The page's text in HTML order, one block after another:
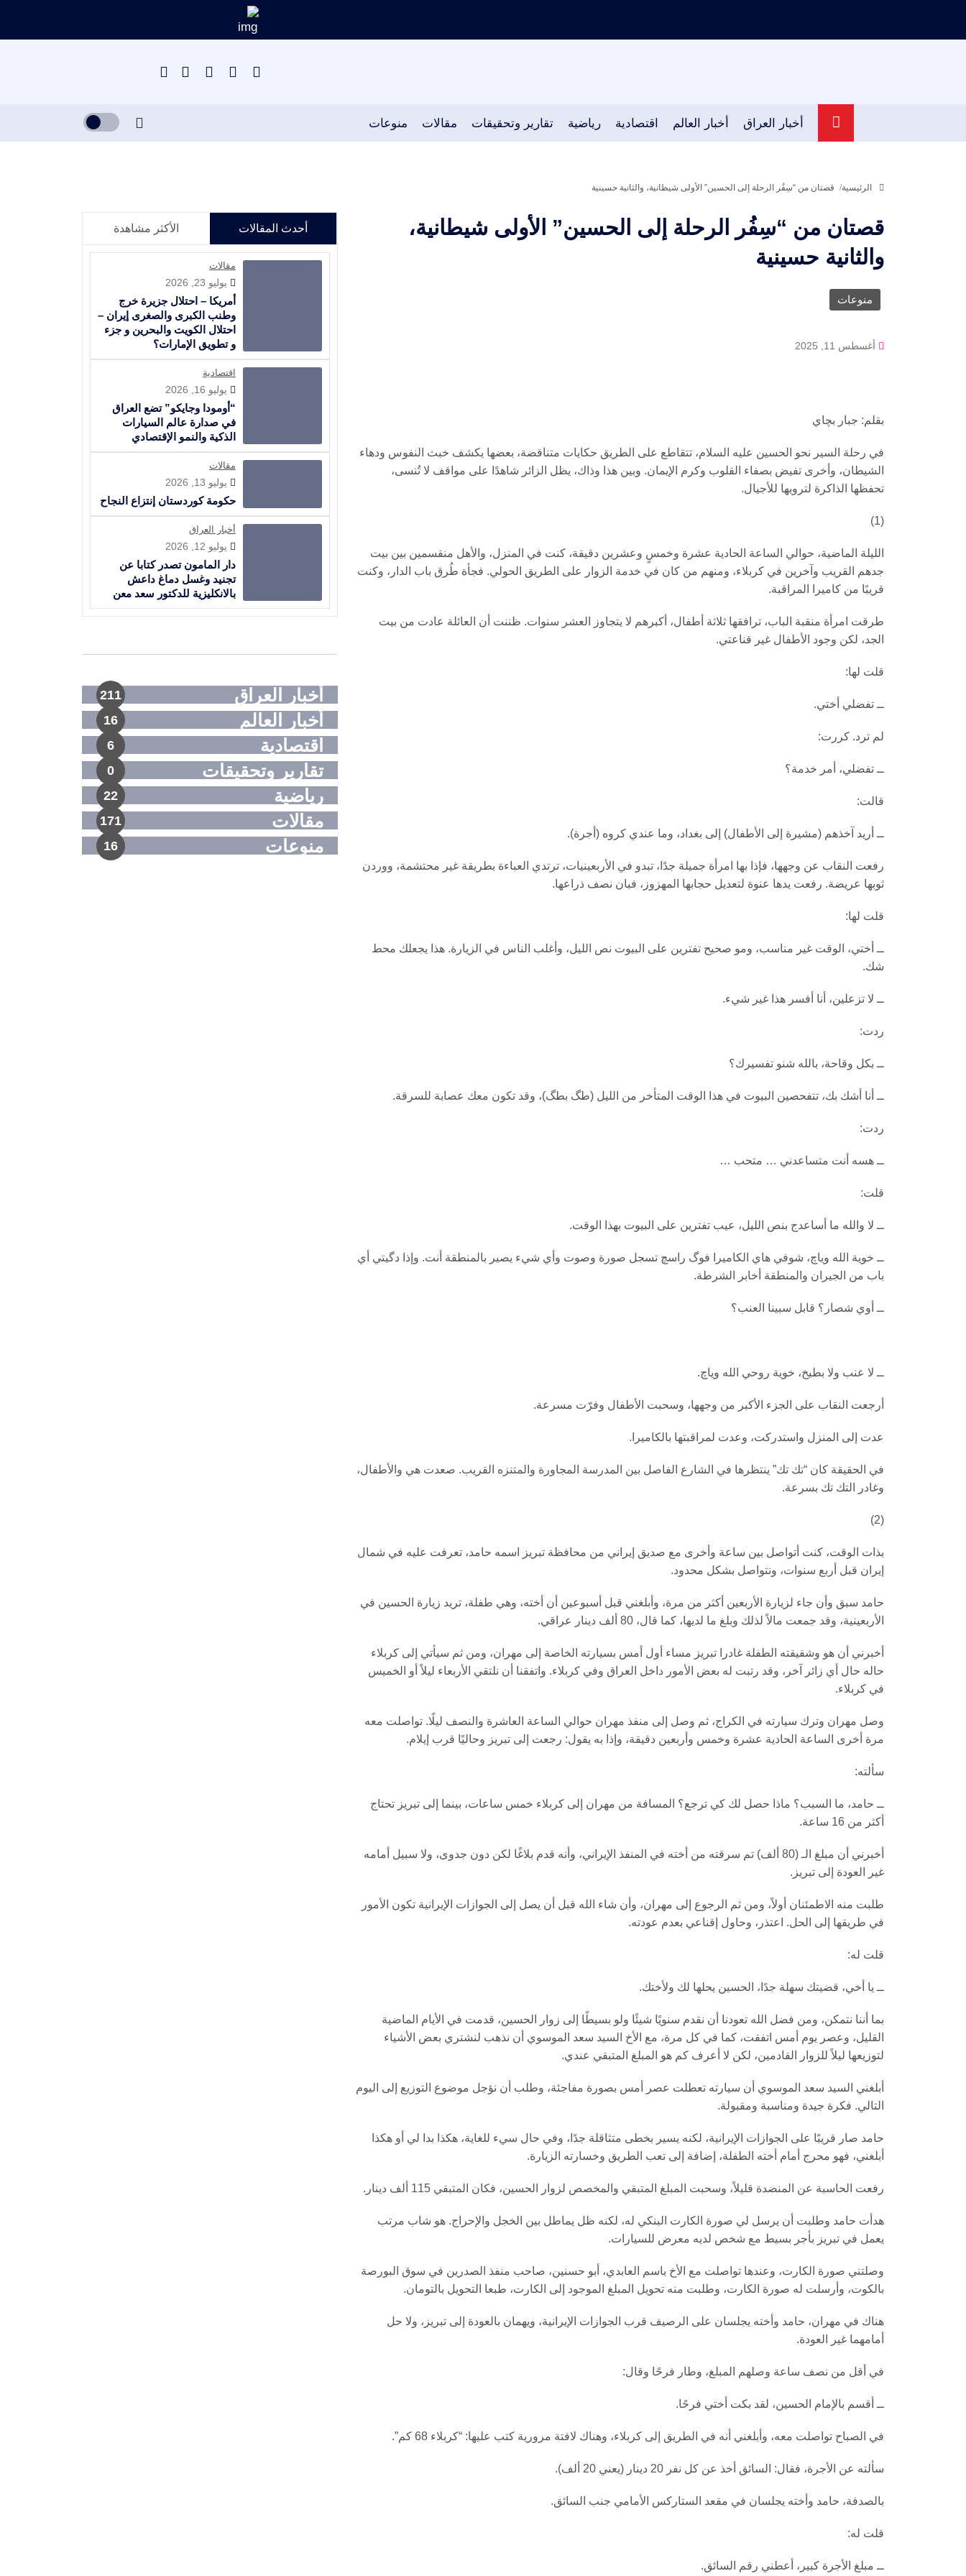
أخبار العراق أخبار العالم اقتصادية رياضية تقارير وتحقيقات مقالات منوعات
الرئيسية قصتان من “سِفُر الرحلة إلى الحسين” الأولى شيطانية، والثانية حسينية
قصتان من “سِفُر الرحلة إلى الحسين” الأولى شيطانية،
والثانية حسينية
منوعات
أغسطس 11, 2025
بقلم: جبار بچاي
في رحلة السير نحو الحسين عليه السلام، تتقاطع على الطريق حكايات متناقضة، بعضها يكشف خبث النفوس ودهاء
الشيطان، وأخرى تفيض بصفاء القلوب وكرم الإيمان. وبين هذا وذاك، يظل الزائر شاهدًا على مواقف لا تُنسى،
تحفظها الذاكرة لترويها للأجيال.
(1)
الليلة الماضية، حوالي الساعة الحادية عشرة وخمسٍ وعشرين دقيقة، كنت في المنزل، والأهل منقسمين بين بيت
جدهم القريب وآخرين في كربلاء، ومنهم من كان في خدمة الزوار على الطريق الحولي. فجأة طُرق باب الدار، وكنت
قريبًا من كاميرا المراقبة.
طرقت امرأة منقبة الباب، ترافقها ثلاثة أطفال، أكبرهم لا يتجاوز العشر سنوات. ظننت أن العائلة عادت من بيت
الجد، لكن وجود الأطفال غير قناعتي.
قلت لها:
ــ تفضلي أختي.
لم ترد. كررت:
ــ تفضلي، أمر خدمة؟
قالت:
ــ أريد آخذهم (مشيرة إلى الأطفال) إلى بغداد، وما عندي كروه (أجرة).
رفعت النقاب عن وجهها، فإذا بها امرأة جميلة جدًا، تبدو في الأربعينيات، ترتدي العباءة بطريقة غير محتشمة، ووردن
ثوبها عريضة. رفعت يدها عنوة لتعديل حجابها المهزوز، فبان نصف ذراعها.
قلت لها:
ــ أختي، الوقت غير مناسب، ومو صحيح تفترين على البيوت نص الليل، وأغلب الناس في الزيارة. هذا يجعلك محط
شك.
ــ لا تزعلين، أنا أفسر هذا غير شيء.
ردت:
ــ بكل وقاحة، بالله شنو تفسيرك؟
ــ أنا أشك بك، تتفحصين البيوت في هذا الوقت المتأخر من الليل (طگ بطگ)، وقد تكون معك عصابة للسرقة.
ردت:
ــ هسه أنت متساعدني … متحب …
قلت:
ــ لا والله ما أساعدج بنص الليل، عيب تفترين على البيوت بهذا الوقت.
ــ خوية الله وياچ، شوفي هاي الكاميرا فوگ راسچ تسجل صورة وصوت وأي شيء يصير بالمنطقة أنت. وإذا دگيتي أي
باب من الجيران والمنطقة أخابر الشرطة.
ــ أوي شصار؟ قابل سبينا العنب؟
ــ لا عنب ولا بطيخ، خوية روحي الله وياچ.
أرجعت النقاب على الجزء الأكبر من وجهها، وسحبت الأطفال وفرّت مسرعة.
عدت إلى المنزل واستدركت، وعدت لمراقبتها بالكاميرا.
في الحقيقة كان “تك تك” ينتظرها في الشارع الفاصل بين المدرسة المجاورة والمتنزه القريب. صعدت هي والأطفال،
وغادر التك تك بسرعة.
(2)
بذات الوقت، كنت أتواصل بين ساعة وأخرى مع صديق إيراني من محافظة تبريز اسمه حامد، تعرفت عليه في شمال
إيران قبل أربع سنوات، ونتواصل بشكل محدود.
حامد سبق وأن جاء لزيارة الأربعين أكثر من مرة، وأبلغني قبل أسبوعين أن أخته، وهي طفلة، تريد زيارة الحسين في
الأربعينية، وقد جمعت مالاً لذلك وبلغ ما لديها، كما قال، 80 ألف دينار عراقي.
أخبرني أن هو وشقيقته الطفلة غادرا تبريز مساء أول أمس بسيارته الخاصة إلى مهران، ومن ثم سيأتي إلى كربلاء
حاله حال أي زائر آخر، وقد رتبت له بعض الأمور داخل العراق وفي كربلاء. واتفقنا أن نلتقي الأربعاء ليلاً أو الخميس
في كربلاء.
وصل مهران وترك سيارته في الكراج، ثم وصل إلى منفذ مهران حوالي الساعة العاشرة والنصف ليلًا. تواصلت معه
مرة أخرى الساعة الحادية عشرة وخمس وأربعين دقيقة، وإذا به يقول: رجعت إلى تبريز وحاليًا قرب إيلام.
سألته:
ــ حامد، ما السبب؟ ماذا حصل لك كي ترجع؟ المسافة من مهران إلى كربلاء خمس ساعات، بينما إلى تبريز تحتاج
أكثر من 16 ساعة.
أخبرني أن مبلغ الـ (80 ألف) تم سرقته من أخته في المنفذ الإيراني، وأنه قدم بلاغًا لكن دون جدوى، ولا سبيل أمامه
غير العودة إلى تبريز.
طلبت منه الاطمئنان أولاً، ومن ثم الرجوع إلى مهران، وأن شاء الله قبل أن يصل إلى الجوازات الإيرانية تكون الأمور
في طريقها إلى الحل. اعتذر، وحاول إقناعي بعدم عودته.
قلت له:
ــ يا أخي، قضيتك سهلة جدًا، الحسين يحلها لك ولأختك.
بما أننا نتمكن، ومن فضل الله تعودنا أن نقدم سنويًا شيئًا ولو بسيطًا إلى زوار الحسين، قدمت في الأيام الماضية
القليل، وعصر يوم أمس اتفقت، كما في كل مرة، مع الأخ السيد سعد الموسوي أن نذهب لنشتري بعض الأشياء
لتوزيعها ليلاً للزوار القادمين، لكن لا أعرف كم هو المبلغ المتبقي عندي.
أبلغني السيد سعد الموسوي أن سيارته تعطلت عصر أمس بصورة مفاجئة، وطلب أن نؤجل موضوع التوزيع إلى اليوم
التالي. فكرة جيدة ومناسبة ومقبولة.
حامد صار قريبًا على الجوازات الإيرانية، لكنه يسير بخطى متثاقلة جدًا، وفي حال سيء للغاية، هكذا بدا لي أو هكذا
أبلغني، فهو محرج أمام أخته الطفلة، إضافة إلى تعب الطريق وخسارته الزيارة.
رفعت الحاسبة عن المنضدة قليلاً، وسحبت المبلغ المتبقي والمخصص لزوار الحسين، فكان المتبقي 115 ألف دينار.
هدأت حامد وطلبت أن يرسل لي صورة الكارت البنكي له، لكنه ظل يماطل بين الخجل والإحراج. هو شاب مرتب
يعمل في تبريز بأجر بسيط مع شخص لديه معرض للسيارات.
وصلتني صورة الكارت، وعندها تواصلت مع الأخ باسم العابدي، أبو حسنين، صاحب منفذ الصدرين في سوق البورصة
بالكوت، وأرسلت له صورة الكارت، وطلبت منه تحويل المبلغ الموجود إلى الكارت، طبعا التحويل بالتومان.
هناك في مهران، حامد وأخته يجلسان على الرصيف قرب الجوازات الإيرانية، ويهمان بالعودة إلى تبريز، ولا حل
أمامهما غير العودة.
في أقل من نصف ساعة وصلهم المبلغ، وطار فرحًا وقال:
ــ أقسم بالإمام الحسين، لقد بكت أختي فرحًا.
في الصباح تواصلت معه، وأبلغني أنه في الطريق إلى كربلاء، وهناك لافتة مرورية كتب عليها: “كربلاء 68 كم”.
سألته عن الأجرة، فقال: السائق أخذ عن كل نفر 20 دينار (يعني 20 ألف).
بالصدفة، حامد وأخته يجلسان في مقعد الستاركس الأمامي جنب السائق.
قلت له:
ــ مبلغ الأجرة كبير، أعطني رقم السائق.
أحدث المقالات الأكثر مشاهدة
مقالات
يوليو 23, 2026
أمريكا – احتلال جزيرة خرج
وطنب الكبرى والصغرى إيران –
احتلال الكويت والبحرين و جزء
و تطويق الإمارات؟
اقتصادية
يوليو 16, 2026
“أومودا وجايكو” تضع العراق
في صدارة عالم السيارات
الذكية والنمو الإقتصادي
مقالات
يوليو 13, 2026
حكومة كوردستان إنتزاع النجاح
أخبار العراق
يوليو 12, 2026
دار المامون تصدر كتابا عن
تجنيد وغسل دماغ داعش
بالانكليزية للدكتور سعد معن
أخبار العراق 211
أخبار العالم 16
اقتصادية 6
تقارير وتحقيقات 0
رياضية 22
مقالات 171
منوعات 16